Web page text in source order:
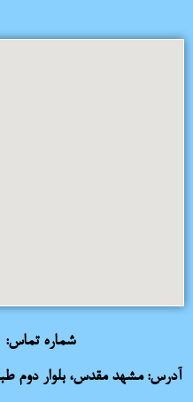
شماره تماس: